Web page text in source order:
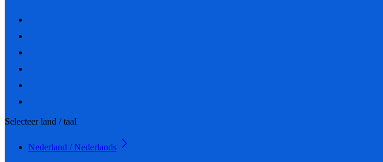
Selecteer land / taal
Nederland / Nederlands